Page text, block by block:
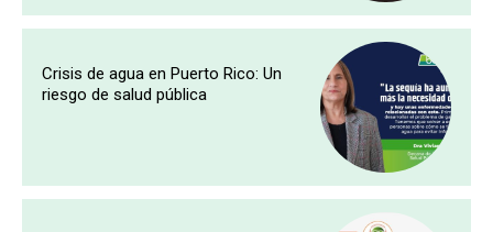
Crisis de agua en Puerto Rico: Un
riesgo de salud pública